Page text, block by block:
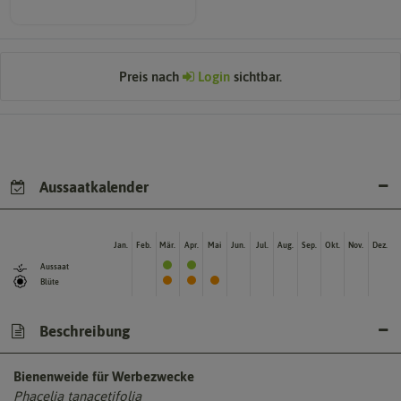
Preis nach Login sichtbar.
Aussaatkalender
Aussaat
Blüte
Jan. Feb. Mär. Apr. Mai Jun. Jul. Aug. Sep. Okt. Nov. Dez.
Beschreibung
Bienenweide für Werbezwecke
Phacelia tanacetifolia